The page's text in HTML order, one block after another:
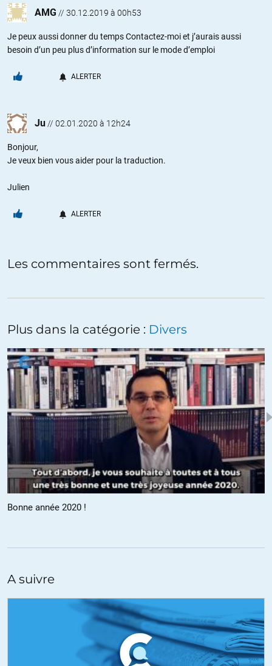
AMG // 30.12.2019 à 00h53
Je peux aussi donner du temps Contactez-moi et j’aurais aussi
besoin d’un peu plus d’information sur le mode d’emploi
ALERTER
Ju // 02.01.2020 à 12h24
Bonjour,
Je veux bien vous aider pour la traduction.
Julien
ALERTER
Les commentaires sont fermés.
Plus dans la catégorie : Divers
Bonne année 2020 !
A suivre